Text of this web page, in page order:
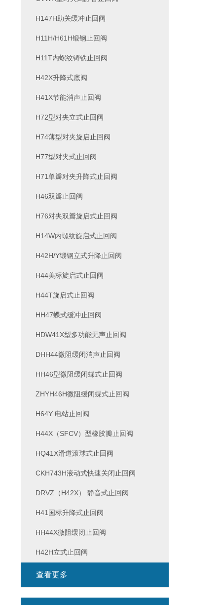
H147H助关缓冲止回阀
H11H/H61H锻钢止回阀
H11T内螺纹铸铁止回阀
H42X升降式底阀
H41X节能消声止回阀
H72型对夹立式止回阀
H74薄型对夹旋启止回阀
H77型对夹式止回阀
H71单瓣对夹升降式止回阀
H46双瓣止回阀
H76对夹双瓣旋启式止回阀
H14W内螺纹旋启式止回阀
H42H/Y锻钢立式升降止回阀
H44美标旋启式止回阀
H44T旋启式止回阀
HH47蝶式缓冲止回阀
HDW41X型多功能无声止回阀
DHH44微阻缓闭消声止回阀
HH46型微阻缓闭蝶式止回阀
ZHYH46H微阻缓闭蝶式止回阀
H64Y 电站止回阀
H44X（SFCV）型橡胶瓣止回阀
HQ41X滑道滚球式止回阀
CKH743H液动式快速关闭止回阀
DRVZ（H42X） 静音式止回阀
H41国标升降式止回阀
HH44X微阻缓闭止回阀
H42H立式止回阀
查看更多